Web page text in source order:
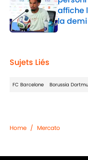
affiche
la demi
Sujets Liés
FC Barcelone Borussia
Home / Mercato